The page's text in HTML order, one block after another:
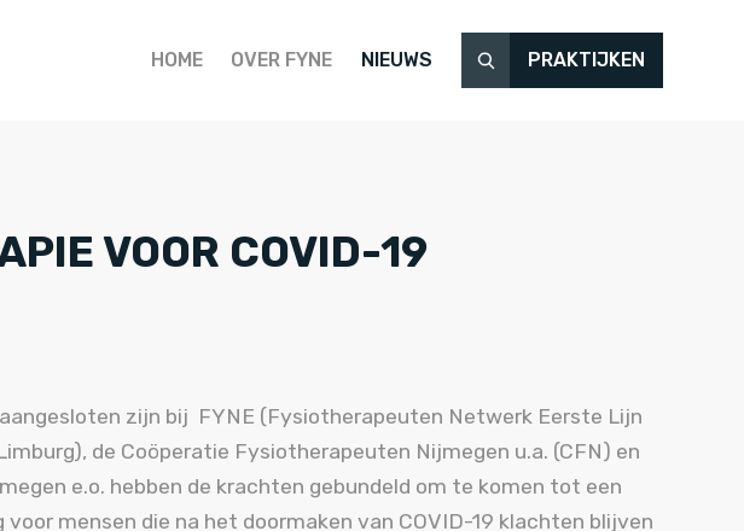
HOME OVER FYNE NIEUWS PRAKTIJKEN
VOOR COVID-19
zijn bij FYNE (Fysiotherapeuten Netwerk Eerste Lijn
de Coöperatie Fysiotherapeuten Nijmegen u.a. (CFN) en
e.o. hebben de krachten gebundeld om te komen tot een
mensen die na het doormaken van COVID-19 klachten blijven